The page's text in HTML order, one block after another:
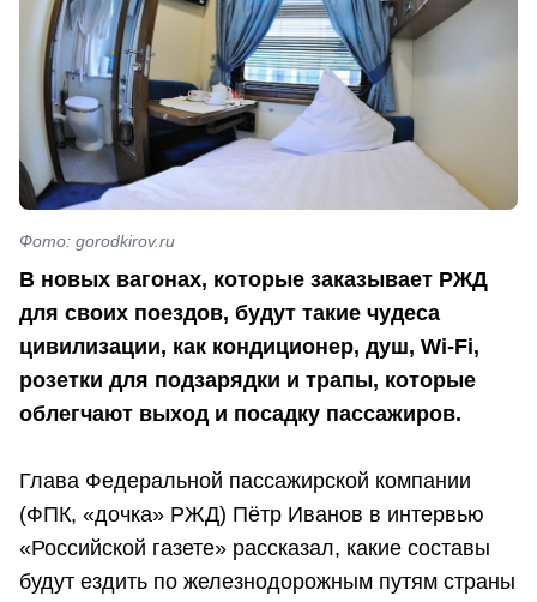
Фото: gorodkirov.ru
В новых вагонах, которые заказывает РЖД
для своих поездов, будут такие чудеса
цивилизации, как кондиционер, душ, Wi-Fi,
розетки для подзарядки и трапы, которые
облегчают выход и посадку пассажиров.
Глава Федеральной пассажирской компании
(ФПК, «дочка» РЖД) Пётр Иванов в интервью
«Российской газете» рассказал, какие составы
будут ездить по железнодорожным путям страны